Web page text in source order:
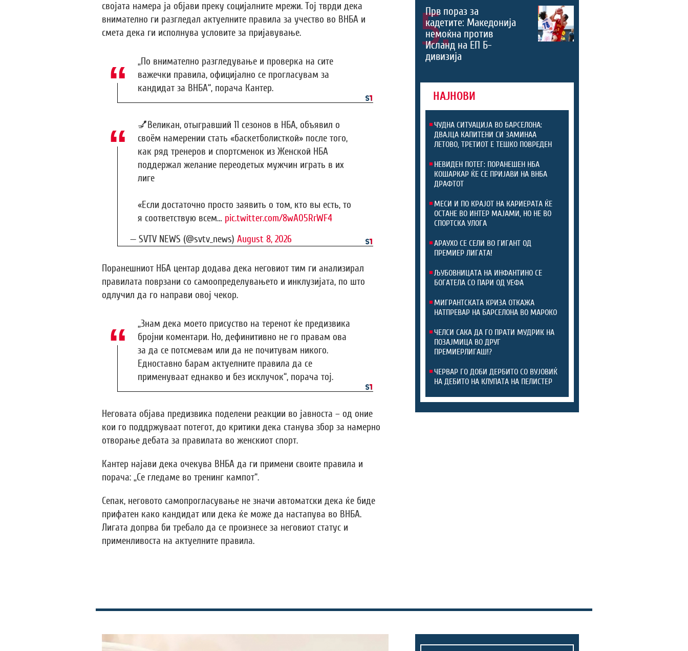
својата намера ја објави преку социјалните мрежи. Тој тврди дека
внимателно ги разгледал актуелните правила за учество во ВНБА и
смета дека ги исполнува условите за пријавување.
„По внимателно разгледување и проверка на сите
важечки правила, официјално се прогласувам за
кандидат за ВНБА“, порача Кантер.
💅Великан, отыгравший 11 сезонов в НБА, объявил о
своём намерении стать «баскетболисткой» после того,
как ряд тренеров и спортсменок из Женской НБА
поддержал желание переодетых мужчин играть в их
лиге
«Если достаточно просто заявить о том, кто вы есть, то
я соответствую всем… pic.twitter.com/8wA05RrWF4
— SVTV NEWS (@svtv_news) August 8, 2026
Поранешниот НБА центар додава дека неговиот тим ги анализирал
правилата поврзани со самоопределувањето и инклузијата, по што
одлучил да го направи овој чекор.
„Знам дека моето присуство на теренот ќе предизвика
бројни коментари. Но, дефинитивно не го правам ова
за да се потсмевам или да не почитувам никого.
Едноставно барам актуелните правила да се
применуваат еднакво и без исклучок“, порача тој.
Неговата објава предизвика поделени реакции во јавноста – од оние
кои го поддржуваат потегот, до критики дека станува збор за намерно
отворање дебата за правилата во женскиот спорт.
Кантер најави дека очекува ВНБА да ги примени своите правила и
порача: „Се гледаме во тренинг кампот“.
Сепак, неговото самопрогласување не значи автоматски дека ќе биде
прифатен како кандидат или дека ќе може да настапува во ВНБА.
Лигата допрва би требало да се произнесе за неговиот статус и
применливоста на актуелните правила.
5.
Прв пораз за
кадетите: Македонија
немоќна против
Исланд на ЕП Б-
дивизија
НАЈНОВИ
ЧУДНА СИТУАЦИЈА ВО БАРСЕЛОНА:
ДВАЈЦА КАПИТЕНИ СИ ЗАМИНАА
ЛЕТОВО, ТРЕТИОТ Е ТЕШКО ПОВРЕДЕН
НЕВИДЕН ПОТЕГ: ПОРАНЕШЕН НБА
КОШАРКАР ЌЕ СЕ ПРИЈАВИ НА ВНБА
ДРАФТОТ
МЕСИ И ПО КРАЈОТ НА КАРИЕРАТА ЌЕ
ОСТАНЕ ВО ИНТЕР МАЈАМИ, НО НЕ ВО
СПОРТСКА УЛОГА
АРАУХО СЕ СЕЛИ ВО ГИГАНТ ОД
ПРЕМИЕР ЛИГАТА!
ЉУБОВНИЦАТА НА ИНФАНТИНО СЕ
БОГАТЕЛА СО ПАРИ ОД УЕФА
МИГРАНТСКАТА КРИЗА ОТКАЖА
НАТПРЕВАР НА БАРСЕЛОНА ВО МАРОКО
ЧЕЛСИ САКА ДА ГО ПРАТИ МУДРИК НА
ПОЗАЈМИЦА ВО ДРУГ
ПРЕМИЕРЛИГАШ!?
ЧЕРВАР ГО ДОБИ ДЕРБИТО СО ВУЈОВИЌ
НА ДЕБИТО НА КЛУПАТА НА ПЕЛИСТЕР